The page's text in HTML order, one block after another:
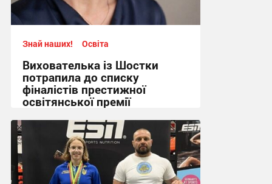
Знай наших! Освіта
Вихователька із Шостки
потрапила до списку
фіналістів престижної
освітянської премії
14:12 сьогодні